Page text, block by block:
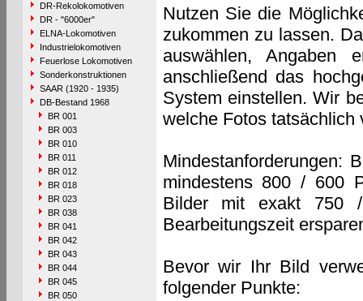
DR-Rekolokomotiven
DR - "6000er"
ELNA-Lokomotiven
Industrielokomotiven
Feuerlose Lokomotiven
Sonderkonstruktionen
SAAR (1920 - 1935)
DB-Bestand 1968
BR 001
BR 003
BR 010
BR 011
BR 012
BR 018
BR 023
BR 038
BR 041
BR 042
BR 043
BR 044
BR 045
BR 050
Nutzen Sie die
zukommen zu lassen.
auswählen, Angaben
anschließend das
System einstellen. Wir
welche Fotos tatsächlich
Mindestanforderungen:
mindestens 800 / 600
Bilder mit exakt 750
Bearbeitungszeit
Bevor wir Ihr Bild
folgender Punkte: